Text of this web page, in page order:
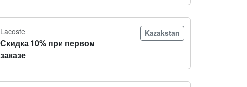
Lacoste
Скидка 10% при первом
заказе
Kazakstan